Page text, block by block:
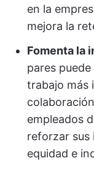
en la
mejora la
Fomenta la
pares
trabajo más
empleados
reforzar sus
equidad e